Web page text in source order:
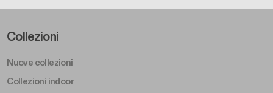
Footer Left Middle A
Collezioni
Nuove collezioni
Collezioni indoor